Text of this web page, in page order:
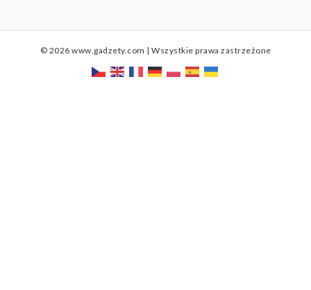
© 2026 www.gadzety.com | Wszystkie prawa zastrzeżone